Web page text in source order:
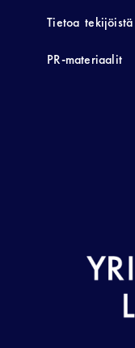
Tietoa tekijöistä
PR-materiaalit